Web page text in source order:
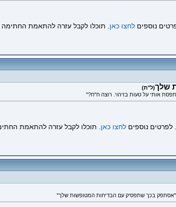
נוספים לחצו כאן . תוכלו לקבל עזרה להתאמת החתימה
שלך(ל"ת)
נוספים לחצו כאן . תוכלו לקבל עזרה להתאמת
בכך שתפסיק עם הבדיחות המטופשות שלך"